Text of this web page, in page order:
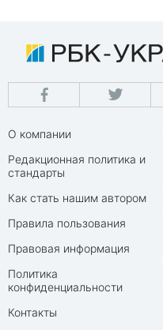
О компании
Редакционная политика и
стандарты
Как стать нашим автором
Правила пользования
Правовая информация
Политика
конфиденциальности
Контакты